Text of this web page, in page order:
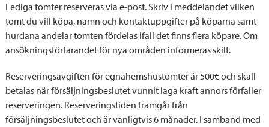
Lediga tomter reserveras via e-post. Skriv i meddelandet vilken
tomt du vill köpa, namn och kontaktuppgifter på köparna samt
hurdana andelar tomten fördelas ifall det finns flera köpare. Om
ansökningsförfarandet för nya områden informeras skilt.
Reserveringsavgiften för egnahemshustomter är 500€ och skall
betalas när försäljningsbeslutet vunnit laga kraft annors förfaller
reserveringen. Reserveringstiden framgår från
försäljningsbeslutet och är vanligtvis 6 månader. I samband med